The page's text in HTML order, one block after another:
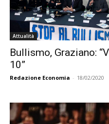
Attualità
Bullismo, Graziano:
10”
Redazione Economia - 18/02/2020